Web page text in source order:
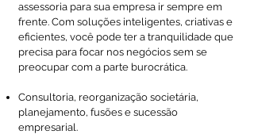
assessoria para sua empresa ir sempre em
frente. Com soluções inteligentes, criativas e
eficientes, você pode ter a tranquilidade que
precisa para focar nos negócios sem se
preocupar com a parte burocrática.
Consultoria, reorganização societária,
planejamento, fusões e sucessão
empresarial.